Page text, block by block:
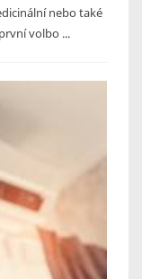
nebo také
volbo ...